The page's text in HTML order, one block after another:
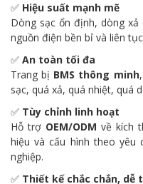
✅ Hiệu suất mạnh mẽ
Dòng sạc ổn định, dòng
nguồn điện bền bỉ và liên
✅ An toàn tối đa
Trang bị BMS thông minh
sạc, quá xả, quá nhiệt, quá
✅ Tùy chỉnh linh hoạt
Hỗ trợ OEM/ODM về kích
hiệu và cấu hình theo yêu
nghiệp.
✅ Thiết kế chắc chắn, dễ